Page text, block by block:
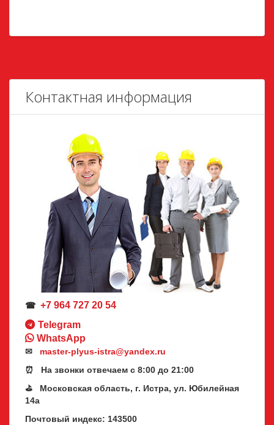
Контактная информация
☎ +7 964 727 20 54
Telegram
WhatsApp
✉ master-plyus-istra@yandex.ru
⏰ На звонки отвечаем с 8:00 до 21:00
⛳ Московская область, г. Истра, ул. Юбилейная
14а
Почтовый индекс: 143500